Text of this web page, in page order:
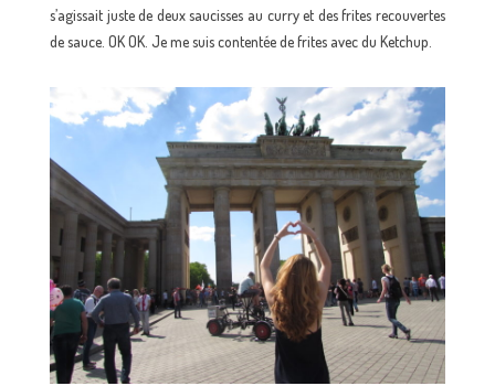
s’agissait juste de deux saucisses au curry et des frites recouvertes
de sauce. OK OK. Je me suis contentée de frites avec du Ketchup.